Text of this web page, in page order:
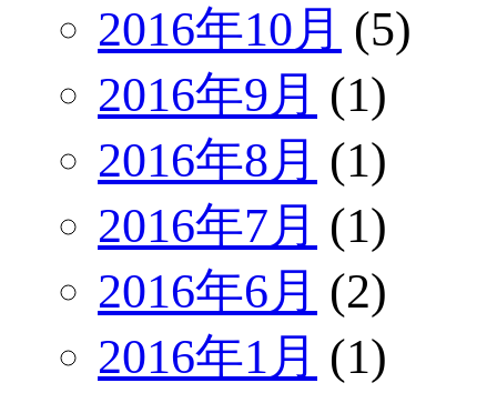
2016年10月 (5)
2016年9月 (1)
2016年8月 (1)
2016年7月 (1)
2016年6月 (2)
2016年1月 (1)